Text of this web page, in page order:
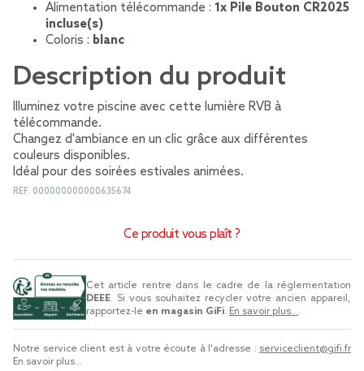
Alimentation télécommande : 1x Pile Bouton CR2025
incluse(s)
Coloris : blanc
Description du produit
Illuminez votre piscine avec cette lumière RVB à
télécommande.
Changez d'ambiance en un clic grâce aux différentes
couleurs disponibles.
Idéal pour des soirées estivales animées.
REF. 000000000000635674
Ce produit vous plaît ?
Cet article rentre dans le cadre de la réglementation
DEEE. Si vous souhaitez recycler votre ancien appareil,
rapportez-le en magasin GiFi. En savoir plus....
Notre service client est à votre écoute à l'adresse : serviceclient@gifi.fr
En savoir plus...